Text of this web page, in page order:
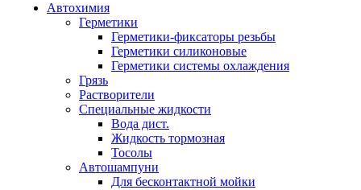
Автохимия
Герметики
Герметики-фиксаторы резьбы
Герметики силиконовые
Герметики системы охлаждения
Грязь
Растворители
Специальные жидкости
Вода дист.
Жидкость тормозная
Тосолы
Автошампуни
Для бесконтактной мойки